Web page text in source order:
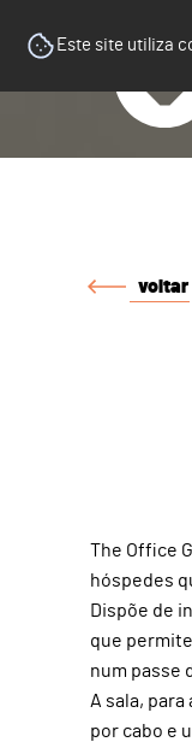
Este site utiliza
voltar
The Office
hóspedes
Dispõe de
que
num passe
A sala,
por cabo e